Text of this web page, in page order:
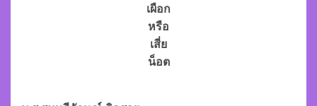
เผือก
หรือ
เสี่ย
น็อต